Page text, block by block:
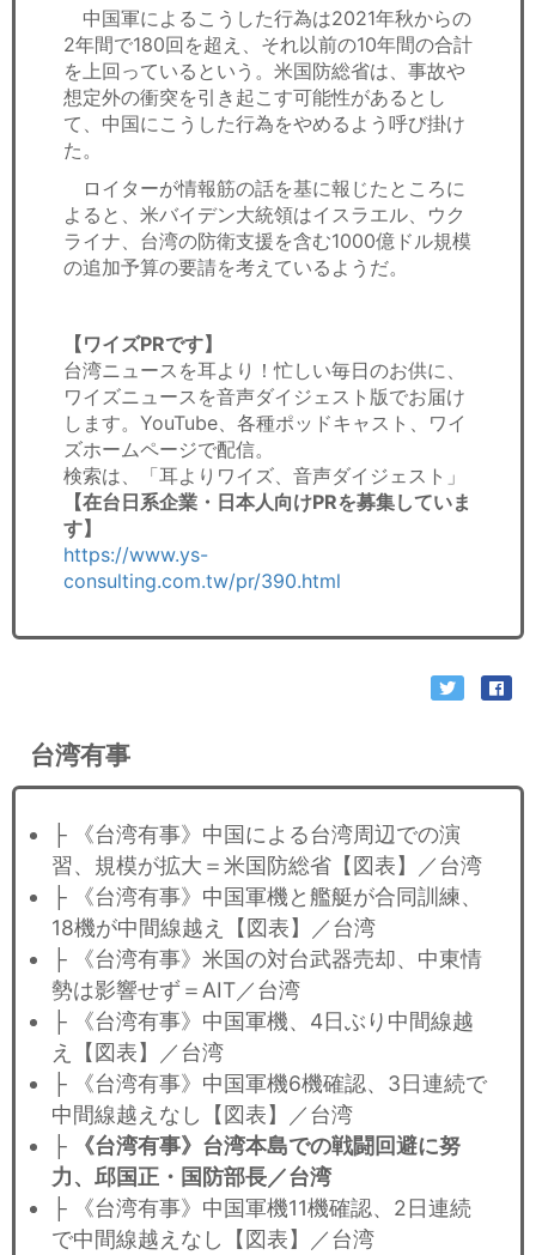
中国軍によるこうした行為は2021年秋からの
2年間で180回を超え、それ以前の10年間の合計
を上回っているという。米国防総省は、事故や
想定外の衝突を引き起こす可能性があるとし
て、中国にこうした行為をやめるよう呼び掛け
た。
ロイターが情報筋の話を基に報じたところに
よると、米バイデン大統領はイスラエル、ウク
ライナ、台湾の防衛支援を含む1000億ドル規模
の追加予算の要請を考えているようだ。
【ワイズPRです】
台湾ニュースを耳より！忙しい毎日のお供に、
ワイズニュースを音声ダイジェスト版でお届け
します。YouTube、各種ポッドキャスト、ワイ
ズホームページで配信。
検索は、「耳よりワイズ、音声ダイジェスト」
【在台日系企業・日本人向けPRを募集していま
す】
https://www.ys-
consulting.com.tw/pr/390.html
台湾有事
├ 《台湾有事》中国による台湾周辺での演
習、規模が拡大＝米国防総省【図表】／台湾
├ 《台湾有事》中国軍機と艦艇が合同訓練、
18機が中間線越え【図表】／台湾
├ 《台湾有事》米国の対台武器売却、中東情
勢は影響せず＝AIT／台湾
├ 《台湾有事》中国軍機、4日ぶり中間線越
え【図表】／台湾
├ 《台湾有事》中国軍機6機確認、3日連続で
中間線越えなし【図表】／台湾
├
《台湾有事》台湾本島での戦闘回避に努
力、邱国正・国防部長／台湾
├ 《台湾有事》中国軍機11機確認、2日連続
で中間線越えなし【図表】／台湾